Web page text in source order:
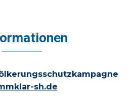
sh.de